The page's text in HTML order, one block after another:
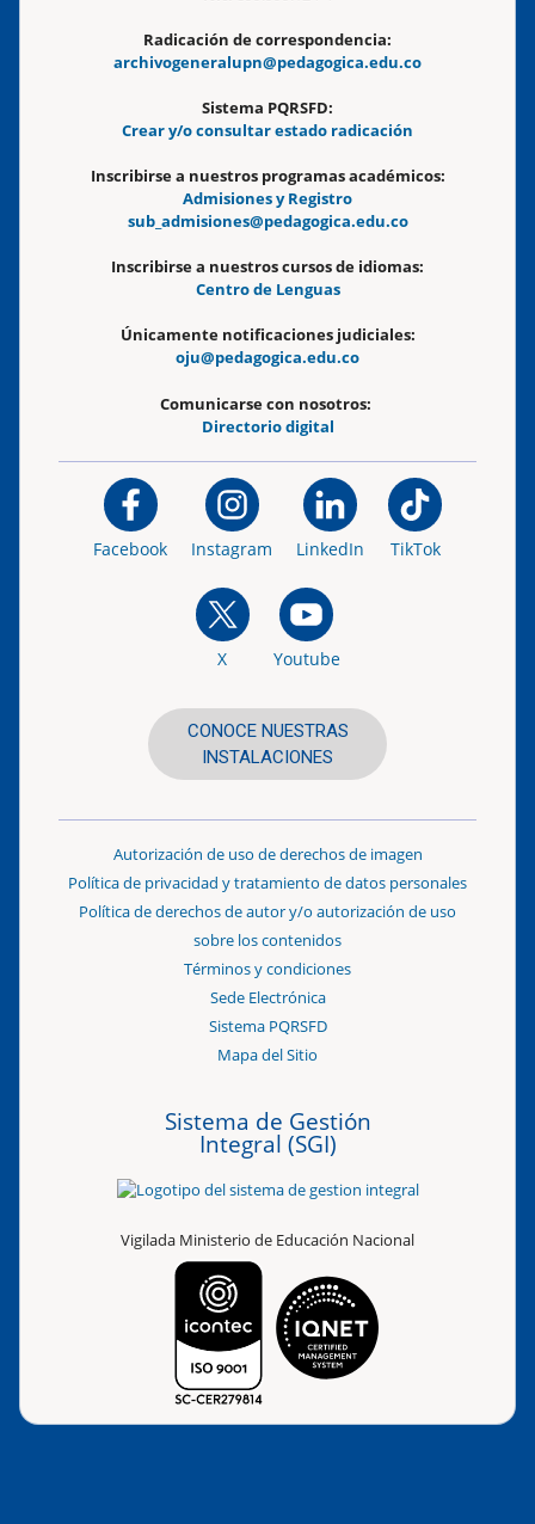
Radicación de correspondencia:
archivogeneralupn@pedagogica.edu.co
Sistema PQRSFD:
Crear y/o consultar estado radicación
Inscribirse a nuestros programas académicos:
Admisiones y Registro
sub_admisiones@pedagogica.edu.co
Inscribirse a nuestros cursos de idiomas:
Centro de Lenguas
Únicamente notificaciones judiciales:
oju@pedagogica.edu.co
Comunicarse con nosotros:
Directorio digital
Facebook Instagram LinkedIn TikTok
X Youtube
CONOCE NUESTRAS
INSTALACIONES
Autorización de uso de derechos de imagen
Política de privacidad y tratamiento de datos personales
Política de derechos de autor y/o autorización de uso
sobre los contenidos
Términos y condiciones
Sede Electrónica
Sistema PQRSFD
Mapa del Sitio
Sistema de Gestión
Integral (SGI)
Vigilada Ministerio de Educación Nacional